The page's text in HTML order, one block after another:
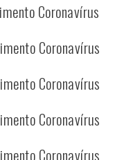
Coronavírus
Coronavírus
Coronavírus
Coronavírus
Coronavírus